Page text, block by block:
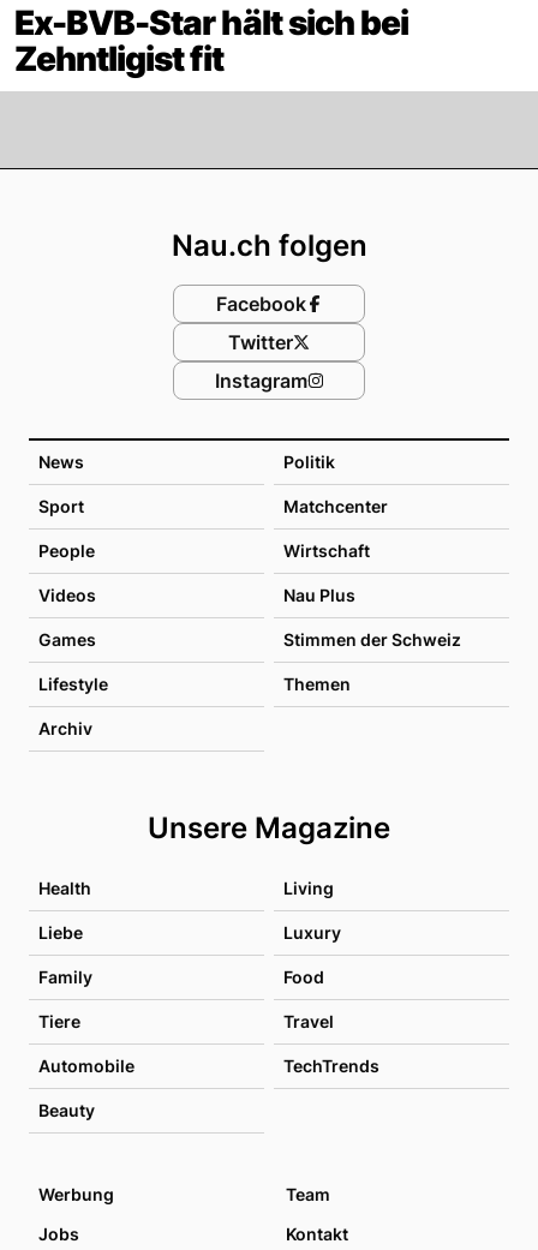
Ex-BVB-Star hält sich bei
Zehntligist fit
News Politik
Sport Matchcenter
People Wirtschaft
Videos Nau Plus
Games Stimmen der Schweiz
Lifestyle Themen
Archiv
Unsere Magazine
Health Living
Liebe Luxury
Family Food
Tiere Travel
Automobile TechTrends
Beauty
Nau.ch folgen
Facebook
Twitter
Instagram
Werbung
Team
Jobs
Kontakt